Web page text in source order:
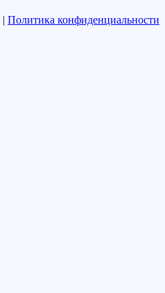
| Политика конфиденциальности